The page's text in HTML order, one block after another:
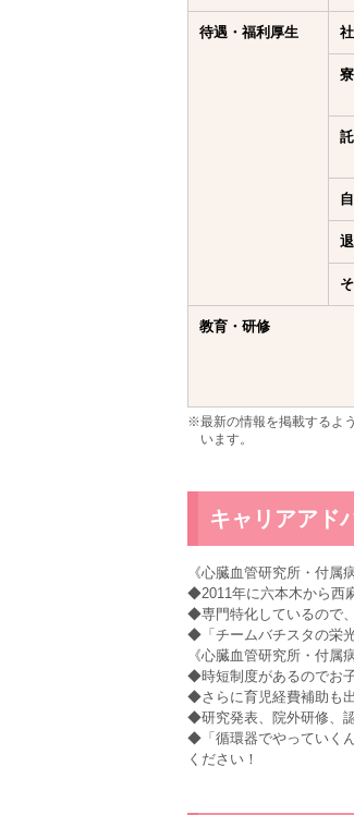
待遇・福利厚生
寮
教育・研修
※最新の情報を掲載するよ
います。
キャリアアド
《心臓血管研究所・付属
◆2011年に六本木から西
◆専門特化しているので
◆「チームバチスタの栄
《心臓血管研究所・付属
◆時短制度があるのでお
◆さらに育児経費補助も
◆研究発表、院外研修、
◆「循環器でやっていく
ください！